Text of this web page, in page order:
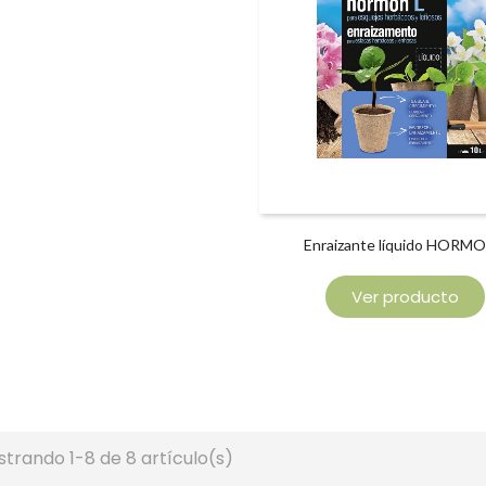
Enraizante líquido
Ver producto
1-8 de 8 artículo(s)